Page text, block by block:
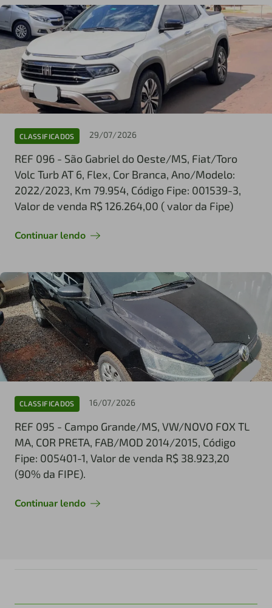
CLASSIFICADOS 29/07/2026
REF 096 - São Gabriel do Oeste/MS, Fiat/Toro
Volc Turb AT 6, Flex, Cor Branca, Ano/Modelo:
2022/2023, Km 79.954, Código Fipe: 001539-3,
Valor de venda R$ 126.264,00 ( valor da Fipe)
Continuar lendo
CLASSIFICADOS 16/07/2026
REF 095 - Campo Grande/MS, VW/NOVO FOX TL
MA, COR PRETA, FAB/MOD 2014/2015, Código
Fipe: 005401-1, Valor de venda R$ 38.923,20
(90% da FIPE).
Continuar lendo